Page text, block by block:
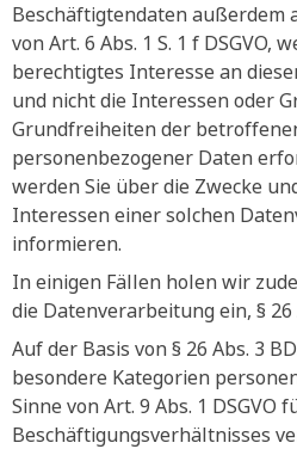
Beschäftigtendaten außerdem
von Art. 6 Abs. 1 S. 1 f DSGVO,
berechtigtes Interesse an
und nicht die Interessen oder
Grundfreiheiten der
personenbezogener Daten
werden Sie über die Zwecke
Interessen einer solchen
informieren.
In einigen Fällen holen wir
die Datenverarbeitung ein, § 26
Auf der Basis von § 26 Abs. 3
besondere Kategorien
Sinne von Art. 9 Abs. 1 DSGVO
Beschäftigungsverhältnisses